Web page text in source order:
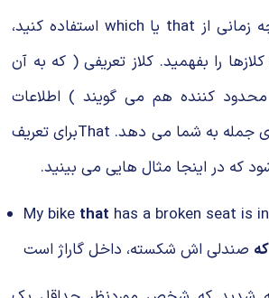
برای اینکه بفهمید چه زمانی از that یا which استفاده کنید،
را بفهمید. کلاز تعریفی ( که به آن
محدود کننده هم می گویند ) اطلاعات
ضروری در مورد معنای جمله به شما می دهد. Thatبرای تعریف
که در اینجا مثال هایی می بینید.
My bike that has a broken seat is
که صندلی اش شکسته، داخل گاراژ است